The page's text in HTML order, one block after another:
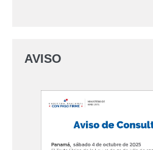
AVISO